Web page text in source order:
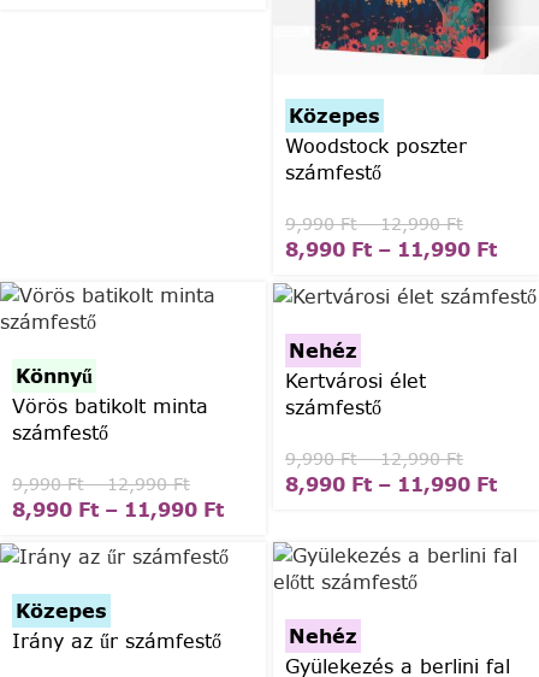
Közepes
Woodstock poszter
számfestő
9,990Ft – 12,990Ft
8,990 Ft – 11,990 Ft
Könnyű
Vörös batikolt minta
számfestő
9,990Ft – 12,990Ft
8,990 Ft – 11,990 Ft
Nehéz
Kertvárosi élet
számfestő
9,990Ft – 12,990Ft
8,990 Ft – 11,990 Ft
Közepes
Irány az űr számfestő
Nehéz
Gyülekezés a berlini fal